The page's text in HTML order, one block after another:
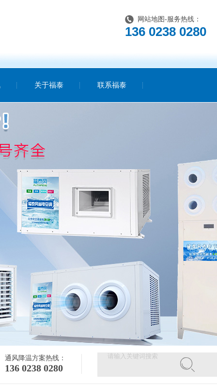
网站地图 -服务热线：
136 0238 0280
关于福泰 联系福泰
通风降温方案热线：
136 0238 0280